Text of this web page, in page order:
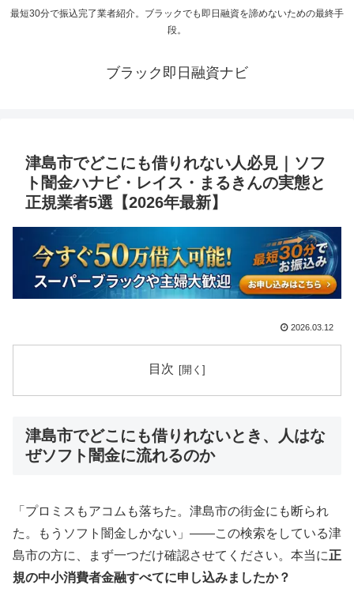
最短30分で振込完了業者紹介。ブラックでも即日融資を諦めないための最終手
段。
ブラック即日融資ナビ
津島市でどこにも借りれない人必見｜ソフ
ト闇金ハナビ・レイス・まるきんの実態と
正規業者5選【2026年最新】
2026.03.12
目次
津島市でどこにも借りれないとき、人はな
ぜソフト闇金に流れるのか
「プロミスもアコムも落ちた。津島市の街金にも断られ
た。もうソフト闇金しかない」——この検索をしている津
島市の方に、まず一つだけ確認させてください。本当に正
規の中小消費者金融すべてに申し込みましたか？